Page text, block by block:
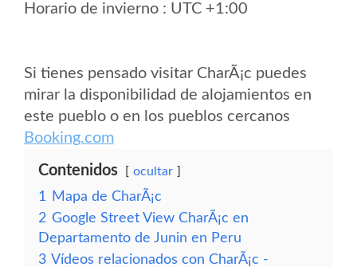
Horario de invierno : UTC +1:00
Si tienes pensado visitar CharÃ¡c puedes
mirar la disponibilidad de alojamientos en
este pueblo o en los pueblos cercanos
Booking.com
Contenidos ocultar
1
Mapa de CharÃ¡c
2 Google Street View CharÃ¡c en
Departamento de Junin en Peru
3 Vídeos relacionados con CharÃ¡c -